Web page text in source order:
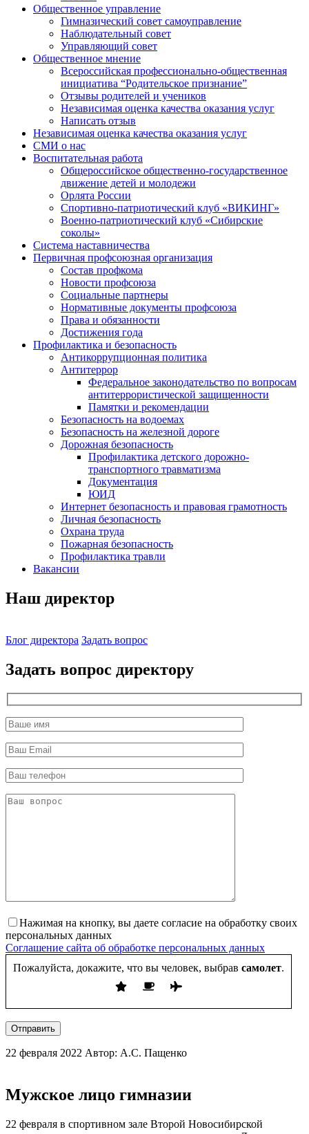
Общественное управление
Гимназический совет самоуправление
Наблюдательный совет
Управляющий совет
Общественное мнение
Всероссийская профессионально-общественная
инициатива “Родительское признание”
Отзывы родителей и учеников
Независимая оценка качества оказания услуг
Написать отзыв
Независимая оценка качества оказания услуг
СМИ о нас
Воспитательная работа
Общероссийское общественно-государственное
движение детей и молодежи
Орлята России
Спортивно-патриотический клуб «ВИКИНГ»
Военно-патриотический клуб «Сибирские
соколы»
Система наставничества
Первичная профсоюзная организация
Состав профкома
Новости профсоюза
Социальные партнеры
Нормативные документы профсоюза
Права и обязанности
Достижения года
Профилактика и безопасность
Антикоррупционная политика
Антитеррор
Федеральное законодательство по вопросам
антитеррористической защищенности
Памятки и рекомендации
Безопасность на водоемах
Безопасность на железной дороге
Дорожная безопасность
Профилактика детского дорожно-
транспортного травматизма
Документация
ЮИД
Интернет безопасность и правовая грамотность
Личная безопасность
Охрана труда
Пожарная безопасность
Профилактика травли
Вакансии
Наш директор
Блог директора Задать вопрос
Задать вопрос директору
Нажимая на кнопку, вы даете согласие на обработку своих
персональных данных
Соглашение сайта об обработке персональных данных
Пожалуйста, докажите, что вы человек, выбрав самолет.
Отправить
22 февраля 2022 Автор: А.С. Пащенко
Мужское лицо гимназии
22 февраля в спортивном зале Второй Новосибирской